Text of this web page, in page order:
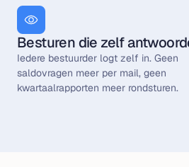
Besturen die zelf
Iedere bestuurder logt zelf in. Geen
saldovragen meer per mail, geen
kwartaalrapporten meer rondsturen.